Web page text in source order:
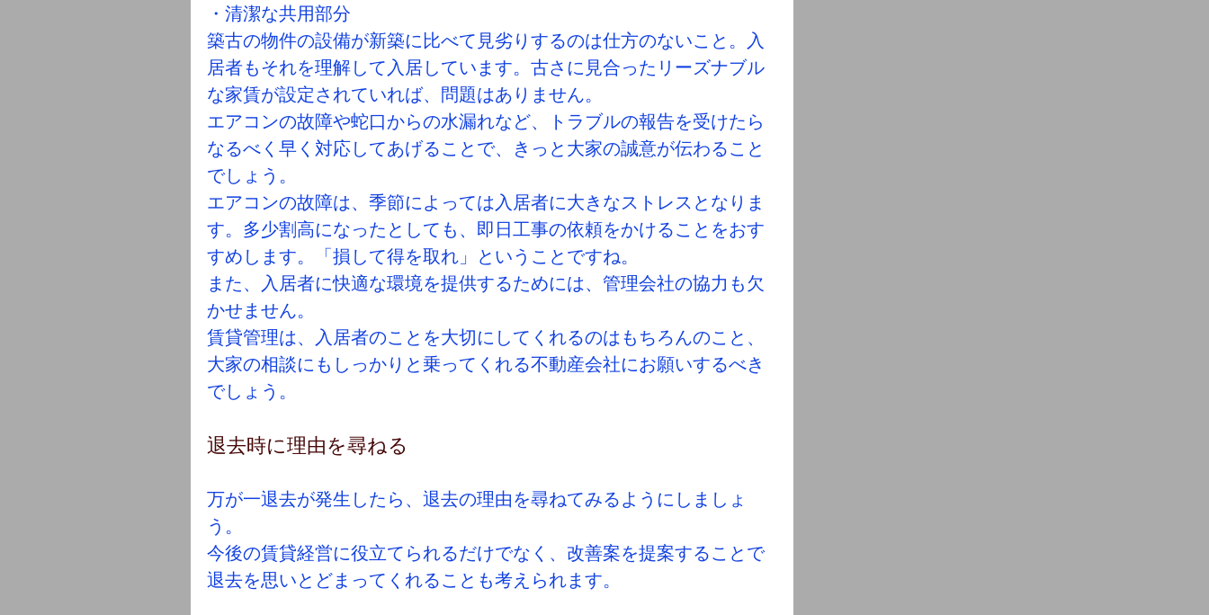
・清潔な共用部分
築古の物件の設備が新築に比べて見劣りするのは仕方のないこと。入
居者もそれを理解して入居しています。古さに見合ったリーズナブル
な家賃が設定されていれば、問題はありません。
エアコンの故障や蛇口からの水漏れなど、トラブルの報告を受けたら
なるべく早く対応してあげることで、きっと大家の誠意が伝わること
でしょう。
エアコンの故障は、季節によっては入居者に大きなストレスとなりま
す。多少割高になったとしても、即日工事の依頼をかけることをおす
すめします。「損して得を取れ」ということですね。
また、入居者に快適な環境を提供するためには、管理会社の協力も欠
かせません。
賃貸管理は、入居者のことを大切にしてくれるのはもちろんのこと、
大家の相談にもしっかりと乗ってくれる不動産会社にお願いするべき
でしょう。
退去時に理由を尋ねる
万が一退去が発生したら、退去の理由を尋ねてみるようにしましょ
う。
今後の賃貸経営に役立てられるだけでなく、改善案を提案することで
退去を思いとどまってくれることも考えられます。